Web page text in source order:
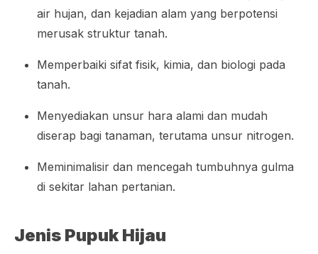
air hujan, dan kejadian alam yang berpotensi
merusak struktur tanah.
Memperbaiki sifat fisik, kimia, dan biologi pada
tanah.
Menyediakan unsur hara alami dan mudah
diserap bagi tanaman, terutama unsur nitrogen.
Meminimalisir dan mencegah tumbuhnya gulma
di sekitar lahan pertanian.
Jenis Pupuk Hijau